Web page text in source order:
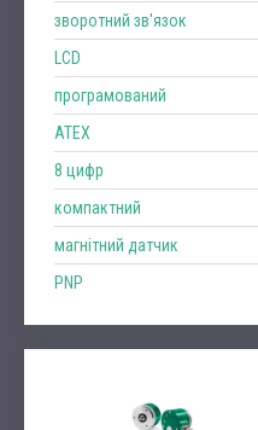
зворотний зв'язок
LCD
програмований
ATEX
8 цифр
компактний
магнітний датчик
PNP